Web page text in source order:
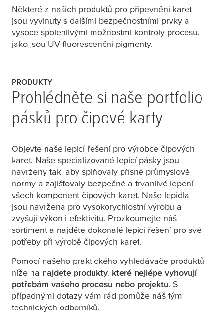
Některé z našich produktů pro připevnění karet
jsou vyvinuty s dalšími bezpečnostními prvky a
vysoce spolehlivými možnostmi kontroly procesu,
jako jsou UV-fluorescenční pigmenty.
PRODUKTY
Prohlédněte si naše portfolio
pásků pro čipové karty
Objevte naše lepicí řešení pro výrobce čipových
karet. Naše specializované lepicí pásky jsou
navrženy tak, aby splňovaly přísné průmyslové
normy a zajišťovaly bezpečné a trvanlivé lepení
všech komponent čipových karet. Naše lepidla
jsou navržena pro vysokorychlostní výrobu a
zvyšují výkon i efektivitu. Prozkoumejte náš
sortiment a najděte dokonalé lepicí řešení pro své
potřeby při výrobě čipových karet.
Pomocí našeho praktického vyhledávače produktů
níže na najdete produkty, které nejlépe vyhovují
potřebám vašeho procesu nebo projektu. S
případnými dotazy vám rád pomůže náš tým
technických odborníků.